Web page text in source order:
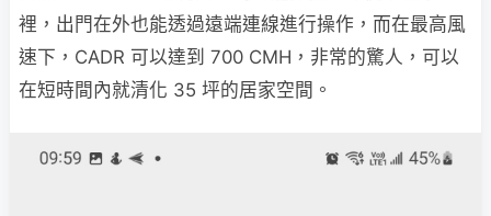
裡，出門在外也能透過遠端連線進行操作，而在最高風
速下，CADR 可以達到 700 CMH，非常的驚人，可以
在短時間內就清化 35 坪的居家空間。